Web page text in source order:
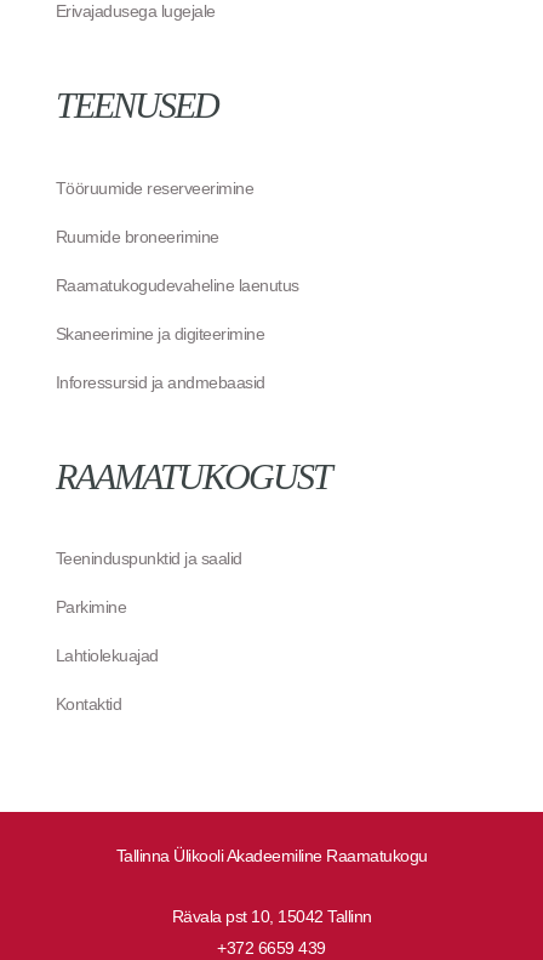
Tallinna Ülikooli Akadeemiline Raamatukogu
Rävala pst 10, 15042 Tallinn
+372 6659 439
Erivajadusega lugejale
TEENUSED
Tööruumide reserveerimine
Ruumide broneerimine
Raamatukogudevaheline laenutus
Skaneerimine ja digiteerimine
Inforessursid ja andmebaasid
RAAMATUKOGUST
Teeninduspunktid ja saalid
Parkimine
Lahtiolekuajad
Kontaktid